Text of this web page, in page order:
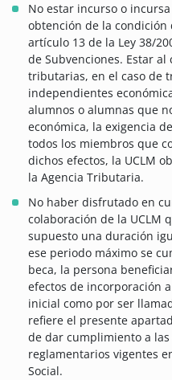
No estar incurso o
obtención de la
artículo 13 de la Ley 38/
de Subvenciones. Estar
tributarias, en el caso de
independientes
alumnos o alumnas que
económica, la exigencia
todos los miembros que
dichos efectos, la UCLM
la Agencia Tributaria.
No haber disfrutado en
colaboración de la UCLM
supuesto una duración
ese periodo máximo se
beca, la persona
efectos de incorporación
inicial como por ser
refiere el presente
de dar cumplimiento a
reglamentarios vigentes
Social.